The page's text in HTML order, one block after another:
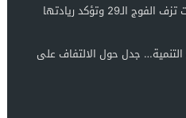
كلية العلوم والتقنيات بسطات تزف الفوج الـ29 وتؤكد ريادتها
التنمية… جدل حول الالتفاف على